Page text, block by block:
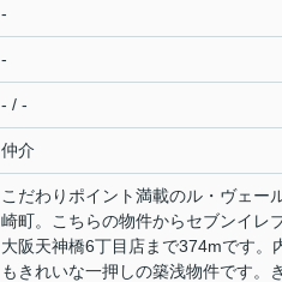
-
-
- / -
仲介
こだわりポイント満載のル・ヴェー
崎町。こちらの物件からセブンイレ
大阪天神橋6丁目店まで374mです。
もきれいな一押しの築浅物件です。